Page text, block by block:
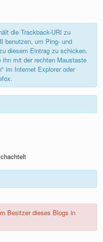
die Trackback-URI zu
benutzen, um Ping- und
diesem Eintrag zu schicken.
mit der rechten Maustaste
im Internet Explorer oder
Besitzer dieses Blogs in